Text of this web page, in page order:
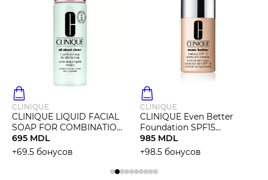
CLINIQUE
CLINIQUE LIQUID FACIAL
SOAP FOR COMBINATION
OILY SKIN Средство для
умывания для
комбинорованной-жирн
695 MDL
+69.5 бонусов
CLINIQUE
CLINIQUE Even Better
Foundation SPF15
Тональная основа
985 MDL
+98.5 бонусов